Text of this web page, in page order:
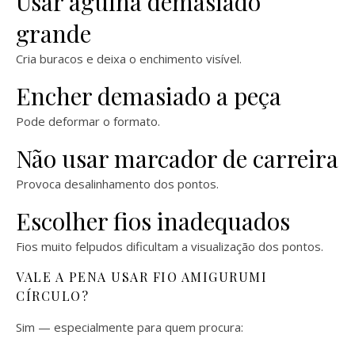
grande
Cria buracos e deixa o enchimento visível.
Encher demasiado a peça
Pode deformar o formato.
Não usar marcador de carreira
Provoca desalinhamento dos pontos.
Escolher fios inadequados
Fios muito felpudos dificultam a visualização dos pontos.
VALE A PENA USAR FIO AMIGURUMI
CÍRCULO?
Sim — especialmente para quem procura: